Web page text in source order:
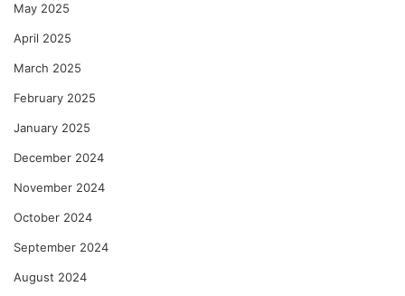
May 2025
April 2025
March 2025
February 2025
January 2025
December 2024
November 2024
October 2024
September 2024
August 2024